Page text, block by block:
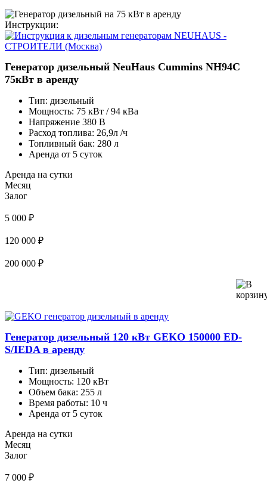
Инструкции:
Генератор дизельный NeuHaus Cummins NH94C
75кВт в аренду
Тип: дизельный
Мощность: 75 кВт / 94 кВа
Напряжение 380 В
Расход топлива: 26,9л /ч
Топливный бак: 280 л
Аренда от 5 суток
Аренда на сутки
Месяц
Залог
5 000 ₽
120 000 ₽
200 000 ₽
Генератор дизельный 120 кВт GEKO 150000 ED-
S/IEDA в аренду
Тип: дизельный
Мощность: 120 кВт
Объем бака: 255 л
Время работы: 10 ч
Аренда от 5 суток
Аренда на сутки
Месяц
Залог
7 000 ₽